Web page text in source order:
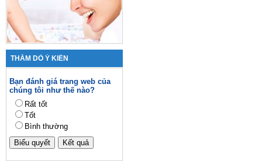
THĂM DÒ Ý KIẾN
Bạn đánh giá trang web của
chúng tôi như thế nào?
Rất tốt
Tốt
Bình thường